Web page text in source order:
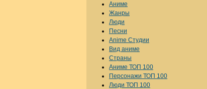
Аниме
Жанры
Люди
Песни
Anime Студии
Вид аниме
Страны
Аниме ТОП 100
Персонажи ТОП 100
Люди ТОП 100